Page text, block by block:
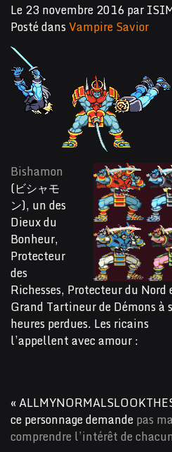
Le23 novembre 2016par
Posté dansVampire Savior
Bishamon
(ビシャモ
ン), un des
Dieux du
Bonheur,
Protecteur
des
Richesses, Protecteur du Nord
Grand Tartineur de Démons à
heures perdues. Les ricains
l’appellent avec amour :
«
ce personnage demandepas
comprendre l’intérêt de